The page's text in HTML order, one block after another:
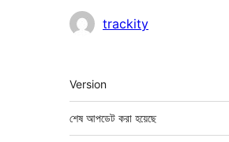
কন্ট্রিবিউটরtrackity
মেটা
Version
শেষ আপডেট করা হয়েছে